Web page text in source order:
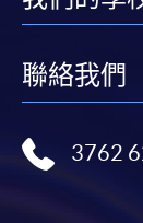
聯絡我們
3762